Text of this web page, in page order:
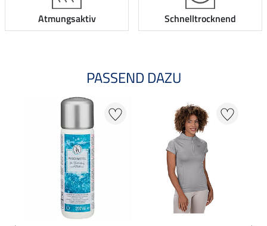
Atmungsaktiv Schnelltrocknend
PASSEND DAZU